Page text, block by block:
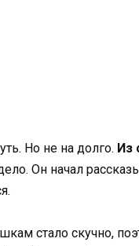
Но не на долго. Из
Он начал
стало скучно,